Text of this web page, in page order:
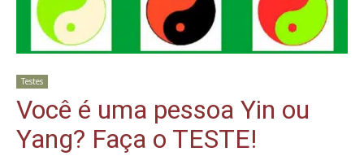
Testes
Você é uma pessoa Yin ou
Yang? Faça o TESTE!